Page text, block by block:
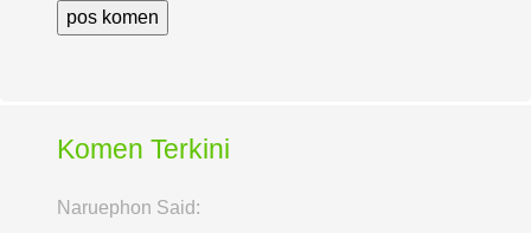
Komen Terkini
Naruephon Said: